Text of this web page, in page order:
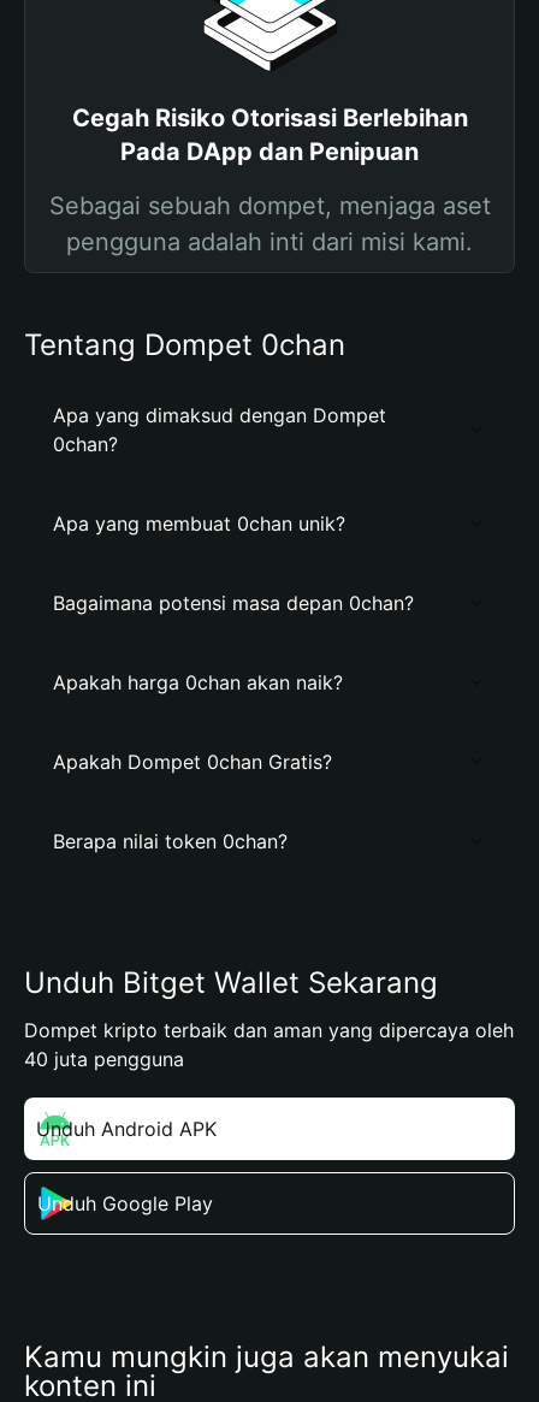
Cegah Risiko Otorisasi Berlebihan
Pada DApp dan Penipuan
Sebagai sebuah dompet, menjaga aset
pengguna adalah inti dari misi kami.
Tentang Dompet 0chan
Apa yang dimaksud dengan Dompet
0chan?
Apa yang membuat 0chan unik?
Bagaimana potensi masa depan 0chan?
Apakah harga 0chan akan naik?
Apakah Dompet 0chan Gratis?
Berapa nilai token 0chan?
Unduh Bitget Wallet Sekarang
Dompet kripto terbaik dan aman yang dipercaya oleh
40 juta pengguna
Unduh Android APK
Unduh Google Play
Kamu mungkin juga akan menyukai
konten ini